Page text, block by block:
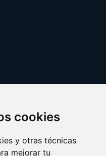
cookies
y otras técnicas
mejorar tu
preferences